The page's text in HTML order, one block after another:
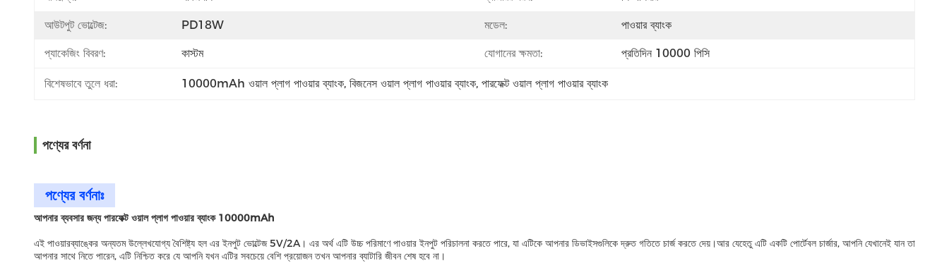
আউটপুট ভোল্টেজ: PD18W মডেল: পাওয়ার ব্যাংক
প্যাকেজিং বিবরণ: কাস্টম যোগানের ক্ষমতা: প্রতিদিন 10000 পিসি
বিশেষভাবে তুলে ধরা: 10000mAh ওয়াল প্লাগ পাওয়ার ব্যাংক, বিজনেস ওয়াল প্লাগ পাওয়ার ব্যাংক, পারফেক্ট ওয়াল প্লাগ পাওয়ার ব্যাংক
পণ্যের বর্ণনা
পণ্যের বর্ণনাঃ
আপনার ব্যবসার জন্য পারফেক্ট ওয়াল প্লাগ পাওয়ার ব্যাংক 10000mAh
এই পাওয়ারব্যাঙ্কের অন্যতম উল্লেখযোগ্য বৈশিষ্ট্য হল এর ইনপুট ভোল্টেজ 5V/2A। এর অর্থ এটি উচ্চ পরিমাণে পাওয়ার ইনপুট পরিচালনা করতে পারে, যা এটিকে আপনার ডিভাইসগুলিকে দ্রুত গতিতে চার্জ করতে দেয়।আর যেহেতু এটি একটি পোর্টেবল চার্জার, আপনি যেখানেই যান তা
আপনার সাথে নিতে পারেন, এটি নিশ্চিত করে যে আপনি যখন এটির সবচেয়ে বেশি প্রয়োজন তখন আপনার ব্যাটারি জীবন শেষ হবে না।